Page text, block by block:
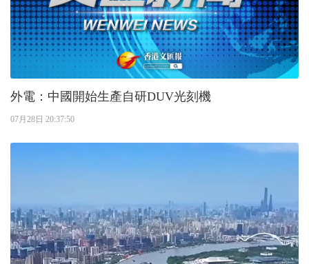
外電：中國開始生產自研DUV光刻機
07月28日 20:37:50